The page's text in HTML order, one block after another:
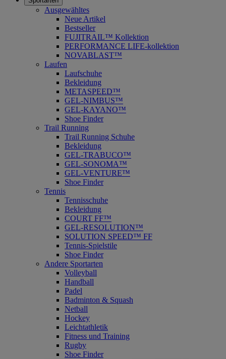
Ausgewähltes
Neue Artikel
Bestseller
FUJITRAIL™ Kollektion
PERFORMANCE LIFE-kollektion
NOVABLAST™
Laufen
Laufschuhe
Bekleidung
METASPEED™
GEL-NIMBUS™
GEL-KAYANO™
Shoe Finder
Trail Running
Trail Running Schuhe
Bekleidung
GEL-TRABUCO™
GEL-SONOMA™
GEL-VENTURE™
Shoe Finder
Tennis
Tennisschuhe
Bekleidung
COURT FF™
GEL-RESOLUTION™
SOLUTION SPEED™ FF
Tennis-Spielstile
Shoe Finder
Andere Sportarten
Volleyball
Handball
Padel
Badminton & Squash
Netball
Hockey
Leichtathletik
Fitness und Training
Rugby
Shoe Finder